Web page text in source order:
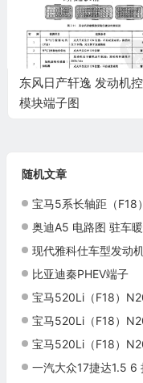
东风日产轩逸 发动机
模块端子图
随机文章
宝马5系长轴距（F18）
奥迪A5 电路图 驻车
现代雅科仕车型发动机
比亚迪秦PHEV端子
宝马520Li（F18）N20
宝马520Li（F18）
宝马520Li（F18）
一汽大众17捷达1.5 6